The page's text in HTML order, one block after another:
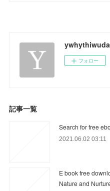
フォロー
記事一覧
Search for free
2021.06.02 03:11
E book free
Nature and